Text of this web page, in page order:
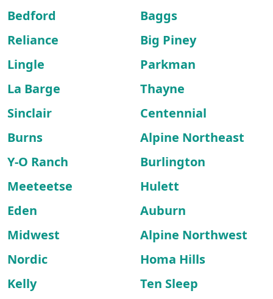
Bedford
Baggs
Reliance
Big Piney
Lingle
Parkman
La Barge
Thayne
Sinclair
Centennial
Burns
Alpine Northeast
Y-O Ranch
Burlington
Meeteetse
Hulett
Eden
Auburn
Midwest
Alpine Northwest
Nordic
Homa Hills
Kelly
Ten Sleep